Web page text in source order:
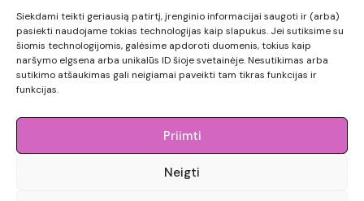
Siekdami teikti geriausią patirtį, įrenginio informacijai saugoti ir (arba)
pasiekti naudojame tokias technologijas kaip slapukus. Jei sutiksime su
šiomis technologijomis, galėsime apdoroti duomenis, tokius kaip
naršymo elgsena arba unikalūs ID šioje svetainėje. Nesutikimas arba
sutikimo atšaukimas gali neigiamai paveikti tam tikras funkcijas ir
funkcijas.
Priimti
Neigti